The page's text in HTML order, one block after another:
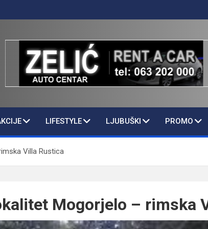
LIFESTYLE LJUBUŠKI PROMO
Villa Rustica
Mogorjelo – rimska